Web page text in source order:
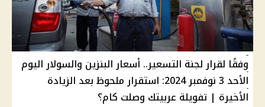
وفقًا لقرار لجنة التسعير.. أسعار البنزين والسولار اليوم
الأحد 3 نوفمبر 2024: استقرار ملحوظ بعد الزيادة
الأخيرة | تفويلة عربيتك وصلت كام؟